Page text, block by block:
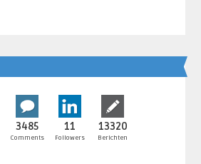
3485
Comments
11
Followers
13320
Berichten